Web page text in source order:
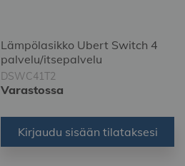
Lämpölasikko Ubert Switch 4
palvelu/itsepalvelu
DSWC41T2
Varastossa
Kirjaudu sisään tilataksesi